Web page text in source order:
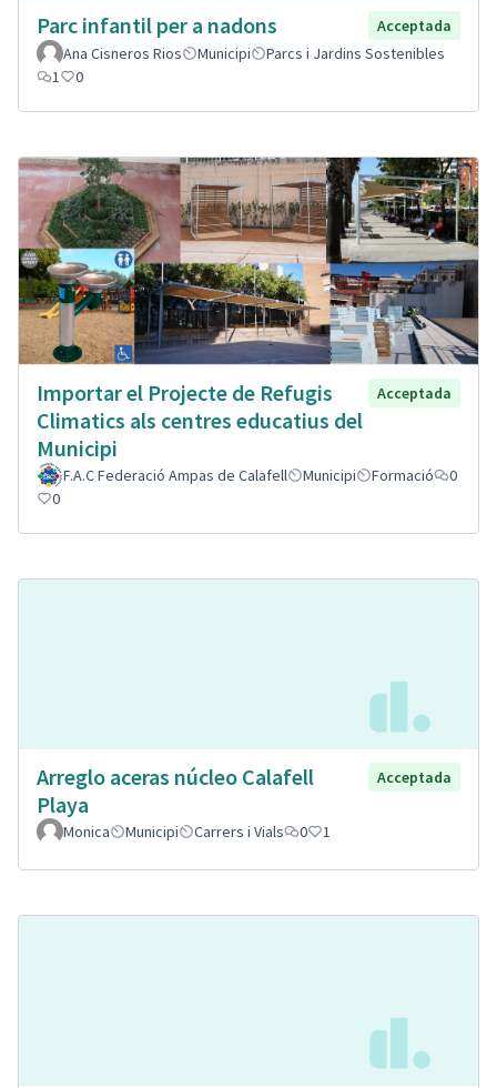
Parc infantil per a nadons
Acceptada
Ana Cisneros Rios
Municipi
Parcs i Jardins Sostenibles
1
0
Importar el Projecte de Refugis
Climatics als centres educatius del
Municipi
Acceptada
F.A.C Federació Ampas de Calafell Municipi Formació
0
0
Arreglo aceras núcleo Calafell
Playa
Acceptada
Monica Municipi Carrers i Vials 0 1